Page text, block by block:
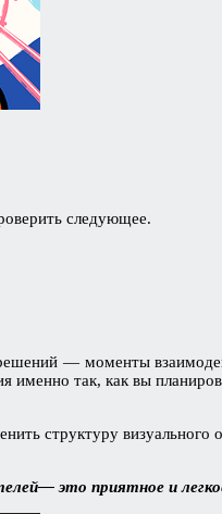
следующее.
— моменты
так, как вы
структуру
это приятное и